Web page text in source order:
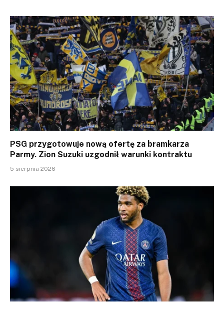
PSG przygotowuje nową ofertę za bramkarza
Parmy. Zion Suzuki uzgodnił warunki kontraktu
5 sierpnia 2026